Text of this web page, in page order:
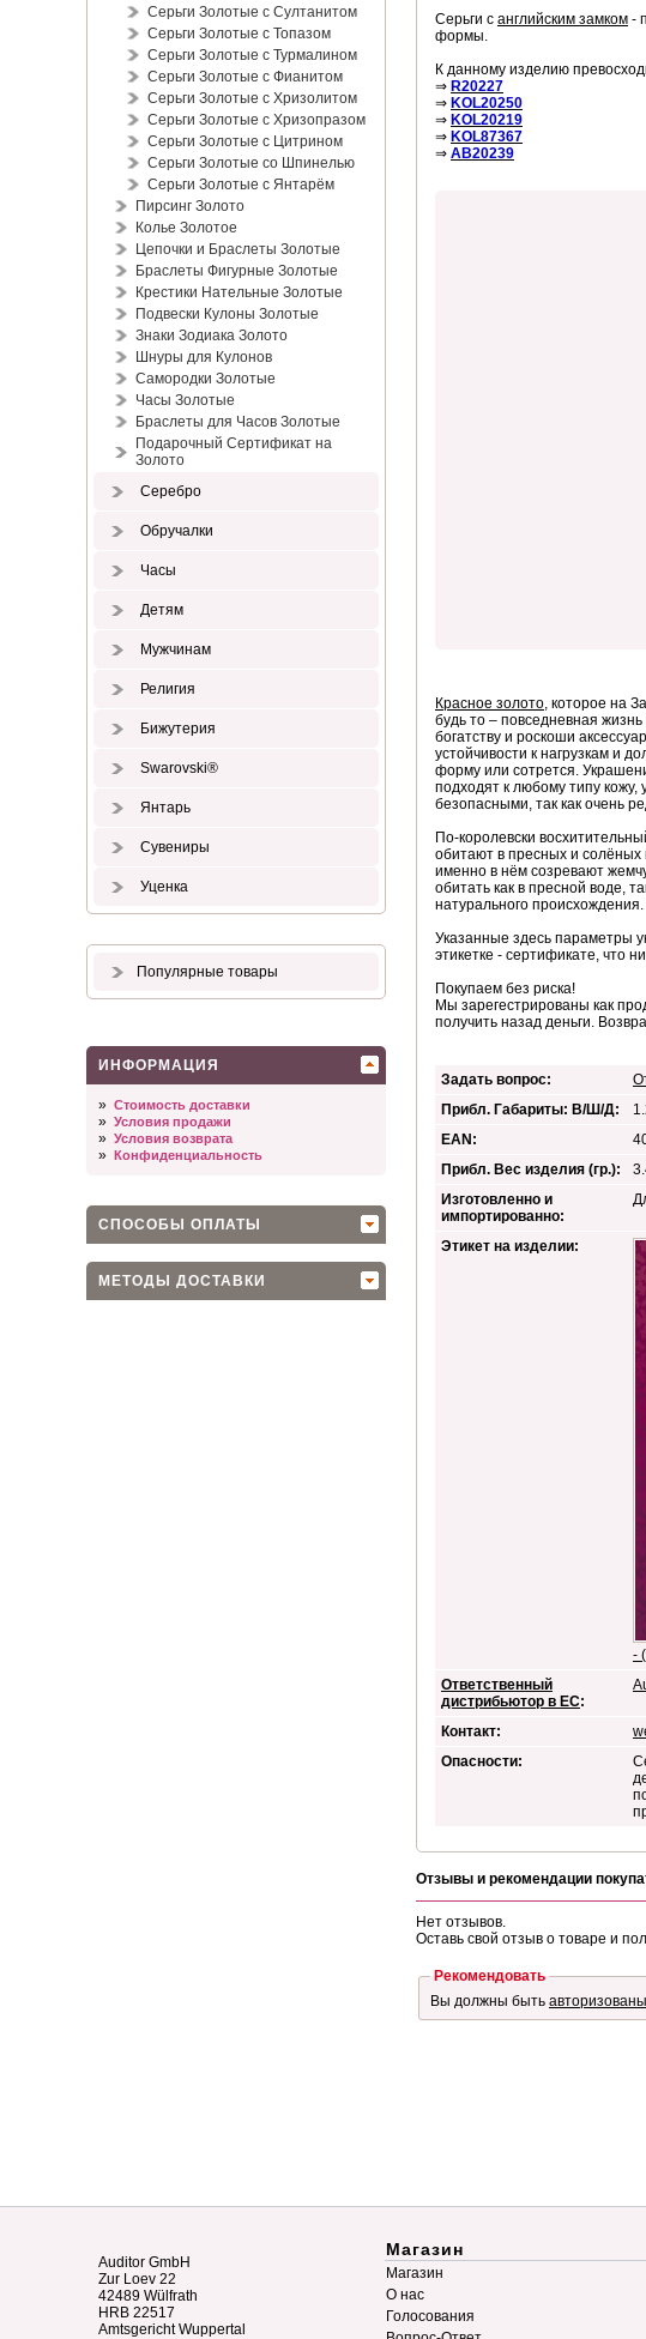
Серьги Золотые с Султанитом
Серьги Золотые с Топазом
Серьги Золотые с Турмалином
Серьги Золотые с Фианитом
Серьги Золотые с Хризолитом
Серьги Золотые с Хризопразом
Серьги Золотые с Цитрином
Серьги Золотые со Шпинелью
Серьги Золотые с Янтарём
Пирсинг Золото
Колье Золотое
Цепочки и Браслеты Золотые
Браслеты Фигурные Золотые
Крестики Нательные Золотые
Подвески Кулоны Золотые
Знаки Зодиака Золото
Шнуры для Кулонов
Самородки Золотые
Часы Золотые
Браслеты для Часов Золотые
Подарочный Сертификат на
Золото
Серебро
Обручалки
Часы
Детям
Мужчинам
Религия
Бижутерия
Swarovski®
Янтарь
Сувениры
Уценка
Популярные товары
ИНФОРМАЦИЯ
» Стоимость доставки
» Условия продажи
» Условия возврата
» Конфиденциальность
СПОСОБЫ ОПЛАТЫ
МЕТОДЫ ДОСТАВКИ
Серьги с английским замком -
формы.
К данному изделию
⇒ R20227
⇒ KOL20250
⇒ KOL20219
⇒ KOL87367
⇒ AB20239
Красное золото, которое на
будь то – повседневная
богатству и роскоши
устойчивости к нагрузкам и
форму или сотрется.
подходят к любому типу
безопасными, так как очень
По-королевски
обитают в пресных и солёных
именно в нём созревают
обитать как в пресной воде,
натурального происхождения.
Указанные здесь параметры
этикетке - сертификате, что
Покупаем без риска!
Мы зарегестрированы как
получить назад деньги.
Задать вопрос:
Прибл. Габариты: В/Ш/Д:
EAN:
Прибл. Вес изделия (гр.):
Изготовленно и
импортированно:
Этикет на изделии:
-
Ответственный
дистрибьютор в ЕС:
Контакт:
Опасности:
Отзывы и рекомендации
Нет отзывов.
Оставь свой отзыв о товаре и
Рекомендовать
Вы должны быть авторизованы
Auditor GmbH
Zur Loev 22
42489 Wülfrath
HRB 22517
Amtsgericht Wuppertal
Магазин
Магазин
О нас
Голосования